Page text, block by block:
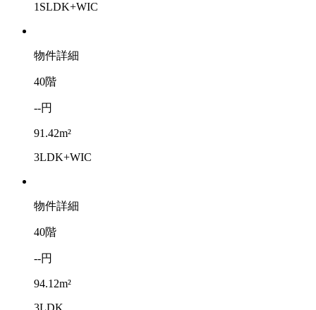
1SLDK+WIC
物件詳細
40階
--円
91.42m²
3LDK+WIC
物件詳細
40階
--円
94.12m²